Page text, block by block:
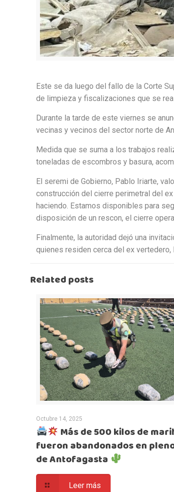
Este se da luego del fallo de la Corte
de limpieza y fiscalizaciones que se
Durante la tarde de este viernes se
vecinas y vecinos del sector norte de
Medida que se suma a los trabajos
toneladas de escombros y basura,
El seremi de Gobierno, Pablo Iriarte,
construcción del cierre perimetral del
haciendo. Estamos disponibles para
disposición de un rescon, el cierre
Finalmente, la autoridad dejó una
quienes residen cerca del ex
Related posts
Octubre 14, 2025
Más de 500 kilos de
fueron abandonados en
de Antofagasta
Leer más